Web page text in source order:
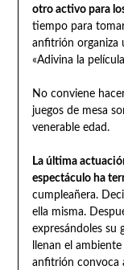
otro activo para
tiempo para
anfitrión organiza
«Adivina la
No conviene
juegos de mesa
venerable edad.
La última
espectáculo ha
cumpleañera.
ella misma.
expresándoles su
llenan el
anfitrión convoca